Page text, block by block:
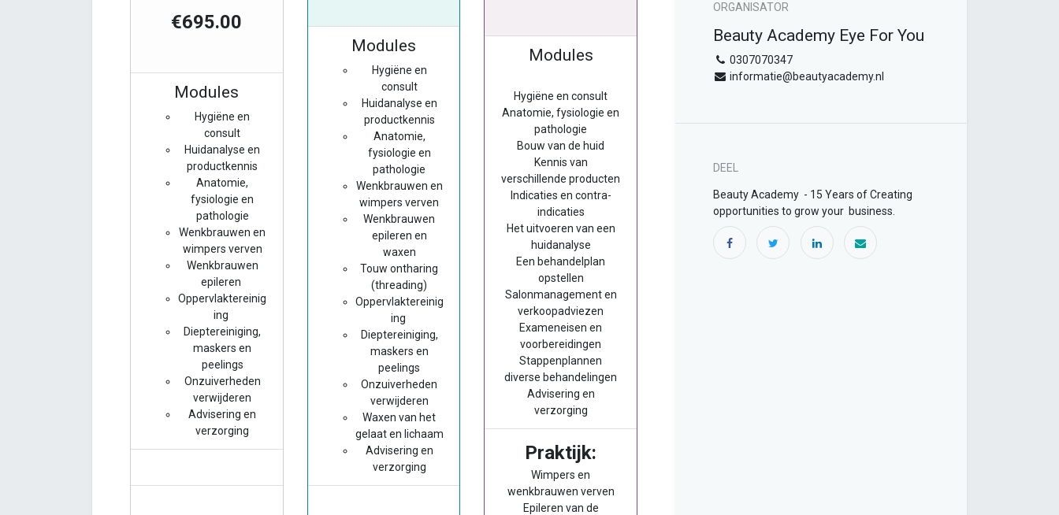
€695.00
Modules
Hygiëne en
consult
Huidanalyse en
productkennis
Anatomie,
fysiologie en
pathologie
Wenkbrauwen en
wimpers verven
Wenkbrauwen
epileren
Oppervlaktereinig
ing
Dieptereiniging,
maskers en
peelings
Onzuiverheden
verwijderen
Advisering en
verzorging
Modules
Hygiëne en
consult
Huidanalyse en
productkennis
Anatomie,
fysiologie en
pathologie
Wenkbrauwen en
wimpers verven
Wenkbrauwen
epileren en
waxen
Touw ontharing
(threading)
Oppervlaktereinig
ing
Dieptereiniging,
maskers en
peelings
Onzuiverheden
verwijderen
Waxen van het
gelaat en lichaam
Advisering en
verzorging
Modules
Hygiëne en consult
Anatomie, fysiologie en
pathologie
Bouw van de huid
Kennis van
verschillende producten
Indicaties en contra-
indicaties
Het uitvoeren van een
huidanalyse
Een behandelplan
opstellen
Salonmanagement en
verkoopadviezen
Exameneisen en
voorbereidingen
Stappenplannen
diverse behandelingen
Advisering en
verzorging
Praktijk:
Wimpers en
wenkbrauwen verven
Epileren van de
ORGANISATOR
Beauty Academy Eye For You
0307070347
informatie@beautyacademy.nl
DEEL
Beauty Academy - 15 Years of Creating
opportunities to grow your business.